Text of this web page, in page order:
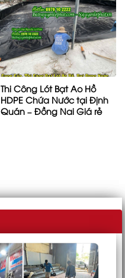
Thi Công Lót Bạt Ao Hồ
HDPE Chứa Nước tại Định
Quán – Đồng Nai Giá rẻ